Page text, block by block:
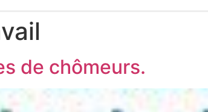
de chômeurs.